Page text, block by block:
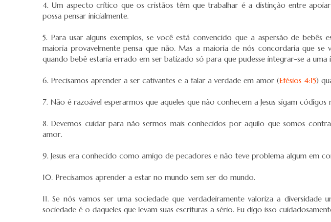
4. Um aspecto crítico que os cristãos têm que trabalhar é a distinção entre
possa pensar inicialmente.
5. Para usar alguns exemplos, se você está convencido que a aspersão de
maioria provavelmente pensa que não. Mas a maioria de nós concordaria que
quando bebê estaria errado em ser batizado só para que pudesse integrar-se a uma
6. Precisamos aprender a ser cativantes e a falar a verdade em amor (Efésios 4:15)
7. Não é razoável esperarmos que aqueles que não conhecem a Jesus sigam códigos
8. Devemos cuidar para não sermos mais conhecidos por aquilo que somos
amor.
9. Jesus era conhecido como amigo de pecadores e não teve problema algum em
10. Precisamos aprender a estar no mundo sem ser do mundo.
11. Se nós vamos ser uma sociedade que verdadeiramente valoriza a
sociedade é o daqueles que levam suas escrituras a sério. Eu digo isso